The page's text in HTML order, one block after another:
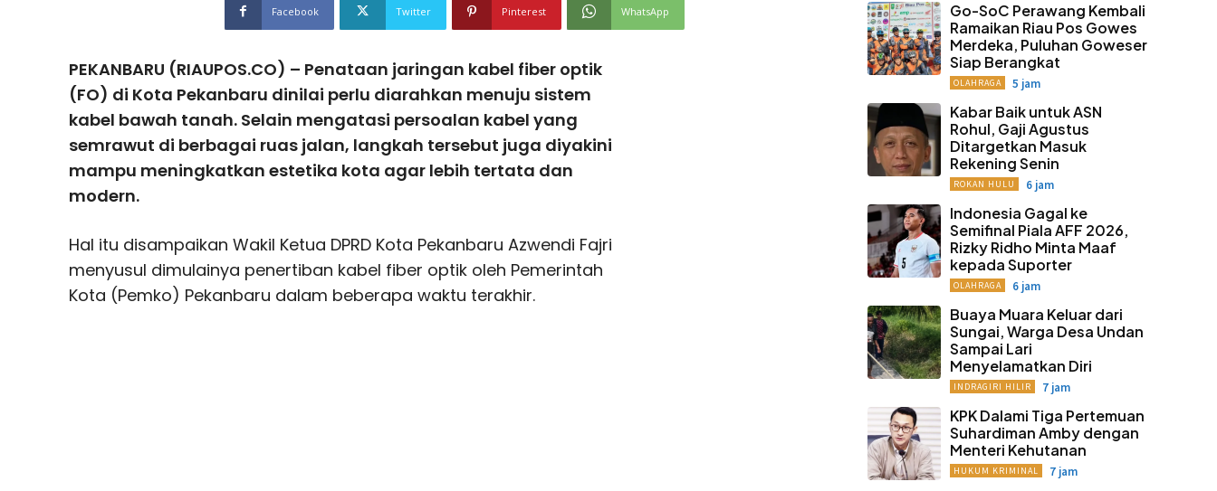
Facebook Twitter Pinterest WhatsApp
PEKANBARU (RIAUPOS.CO) – Penataan jaringan kabel fiber optik
(FO) di Kota Pekanbaru dinilai perlu diarahkan menuju sistem
kabel bawah tanah. Selain mengatasi persoalan kabel yang
semrawut di berbagai ruas jalan, langkah tersebut juga diyakini
mampu meningkatkan estetika kota agar lebih tertata dan
modern.
Hal itu disampaikan Wakil Ketua DPRD Kota Pekanbaru Azwendi Fajri
menyusul dimulainya penertiban kabel fiber optik oleh Pemerintah
Kota (Pemko) Pekanbaru dalam beberapa waktu terakhir.
Go-SoC Perawang Kembali
Ramaikan Riau Pos Gowes
Merdeka, Puluhan Goweser
Siap Berangkat
OLAHRAGA 5 jam
Kabar Baik untuk ASN
Rohul, Gaji Agustus
Ditargetkan Masuk
Rekening Senin
ROKAN HULU 6 jam
Indonesia Gagal ke
Semifinal Piala AFF 2026,
Rizky Ridho Minta Maaf
kepada Suporter
OLAHRAGA 6 jam
Buaya Muara Keluar dari
Sungai, Warga Desa Undan
Sampai Lari
Menyelamatkan Diri
INDRAGIRI HILIR 7 jam
KPK Dalami Tiga Pertemuan
Suhardiman Amby dengan
Menteri Kehutanan
HUKUM KRIMINAL 7 jam